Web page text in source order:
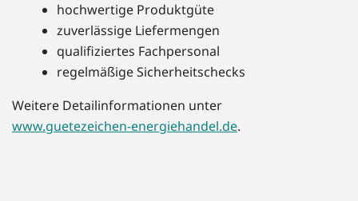
hochwertige Produktgüte
zuverlässige Liefermengen
qualifiziertes Fachpersonal
regelmäßige Sicherheitschecks
Weitere Detailinformationen unter
www.guetezeichen-energiehandel.de.